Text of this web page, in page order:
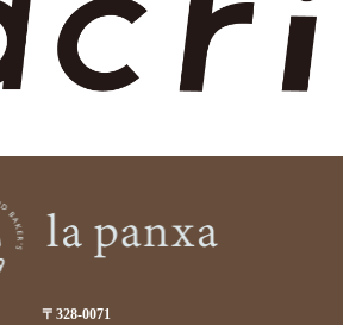
〒328-0071